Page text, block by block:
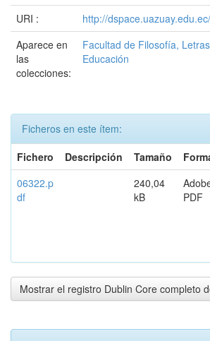
URI :
http://
Aparece en
las
colecciones:
Facultad de Filosofía,
Educación
Ficheros en este ítem:
Fichero
Descripción Tamaño
06322.p
df
240,04
kB
PDF
Mostrar el registro Dublin Core completo